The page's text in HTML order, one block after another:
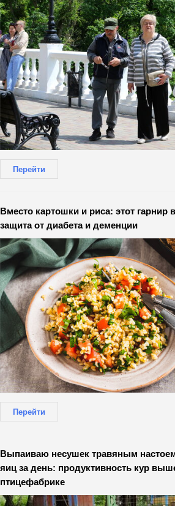
Перейти
Вместо картошки и риса: этот гарнир
защита от диабета и деменции
Перейти
Выпаиваю несушек травяным
яиц за день: продуктивность кур
птицефабрике